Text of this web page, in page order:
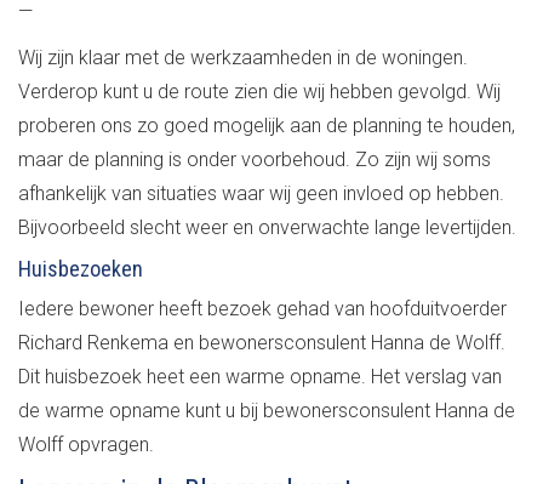
—
Wij zijn klaar met de werkzaamheden in de woningen.
Verderop kunt u de route zien die wij hebben gevolgd. Wij
proberen ons zo goed mogelijk aan de planning te houden,
maar de planning is onder voorbehoud. Zo zijn wij soms
afhankelijk van situaties waar wij geen invloed op hebben.
Bijvoorbeeld slecht weer en onverwachte lange levertijden.
Huisbezoeken
Iedere bewoner heeft bezoek gehad van hoofduitvoerder
Richard Renkema en bewonersconsulent Hanna de Wolff.
Dit huisbezoek heet een warme opname. Het verslag van
de warme opname kunt u bij bewonersconsulent Hanna de
Wolff opvragen.